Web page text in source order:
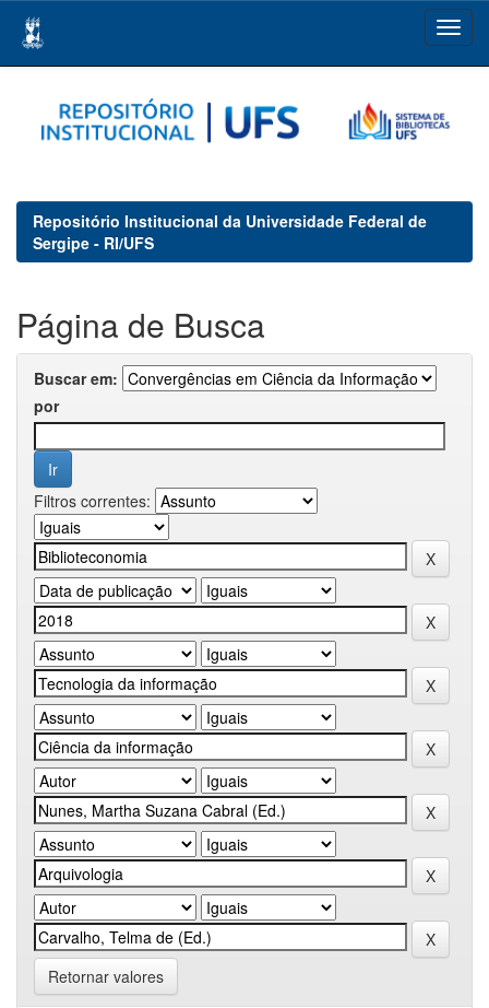
navigation
Repositório Institucional da Universidade Federal de
Sergipe - RI/UFS
Página de Busca
Buscar em:
por
Filtros correntes:
Retornar valores